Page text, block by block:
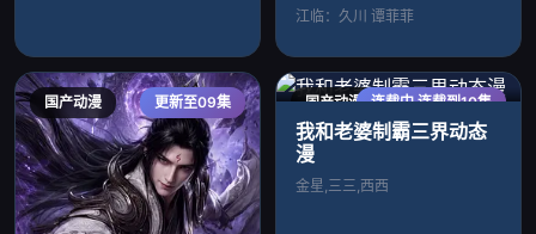
江临：久川 谭菲菲
国产动漫 更新至09集 国产动漫 连载中 连载到10集
我和老婆制霸三界动态
漫
金星,三三,西西